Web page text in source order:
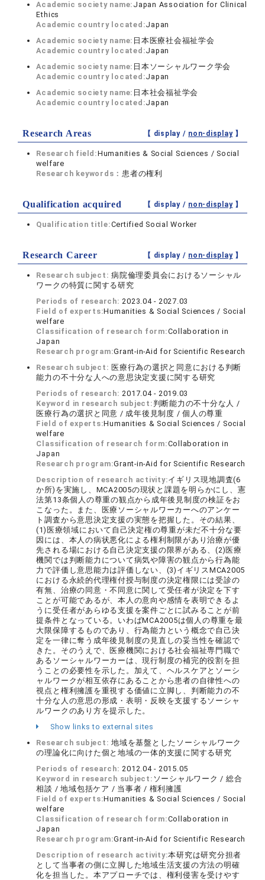
Academic society name: Japan Association for Clinical
Ethics
Academic country located:Japan
Academic society name: 日本医療社会福祉学会
Academic country located:Japan
Academic society name: 日本ソーシャルワーク学会
Academic country located:Japan
Academic society name: 日本社会福祉学会
Academic country located:Japan
Research Areas 【 display / non-display】
Research field:Humanities & Social Sciences / Social
welfare
Research keywords：患者の権利
Qualification acquired 【 display / non-display】
Qualification title:Certified Social Worker
Research Career 【 display / non-display】
Research subject:病院倫理委員会におけるソーシャル
ワークの特質に関する研究
Periods of research:2023.04 - 2027.03
Field of experts:Humanities & Social Sciences / Social
welfare
Classification of research form:Collaboration in
Japan
Research program:Grant-in-Aid for Scientific Research
Research subject: 医療行為の選択と同意における判断
能力の不十分な人への意思決定支援に関する研究
Periods of research:2017.04 - 2019.03
Keyword in research subject: 判断能力の不十分な人 /
医療行為の選択と同意 / 成年後見制度 / 個人の尊重
Field of experts:Humanities & Social Sciences / Social
welfare
Classification of research form:Collaboration in
Japan
Research program:Grant-in-Aid for Scientific Research
Description of research activity:イギリス現地調査(6
か所)を実施し、MCA2005の現状と課題を明らかにし、憲
法第13条個人の尊重の観点から成年後見制度の検証をお
こなった。また、医療ソーシャルワーカーへのアンケー
ト調査から意思決定支援の実態を把握した。その結果、
(1)医療領域において自己決定権の尊重が未だ不十分な要
因には、本人の病状悪化による権利制限があり治療が優
先される場における自己決定支援の限界がある、(2)医療
機関では判断能力について病気や障害の観点から行為能
力で評価し意思能力は評価しない、(3)イギリスMCA2005
における永続的代理権付授与制度の決定権限には受診の
有無、治療の同意・不同意に関して受任者が決定を下す
ことが可能であるが、本人の意向や感情を表明できるよ
うに受任者があらゆる支援を案件ごとに試みることが前
提条件となっている。いわばMCA2005は個人の尊重を最
大限保障するものであり、行為能力という概念で自己決
定を一律に奪う成年後見制度の見直しの妥当性を確認で
きた。そのうえで、医療機関における社会福祉専門職で
あるソーシャルワーカーは、現行制度の補完的役割を担
うことの必要性を示した。加えて、ヘルスケアとソーシ
ャルワークが相互依存にあることから患者の自律性への
視点と権利擁護を重視する価値に立脚し、判断能力の不
十分な人の意思の形成・表明・反映を支援するソーシャ
ルワークのあり方を提示した。
Show links to external sites
Research subject:地域を基盤としたソーシャルワーク
の理論化に向けた個と地域の一体的支援に関する研究
Periods of research:2012.04 - 2015.05
Keyword in research subject: ソーシャルワーク / 総合
相談 / 地域包括ケア / 当事者 / 権利擁護
Field of experts:Humanities & Social Sciences / Social
welfare
Classification of research form:Collaboration in
Japan
Research program:Grant-in-Aid for Scientific Research
Description of research activity:本研究は研究分担者
として当事者の側に立脚した地域生活支援の方法の明確
化を担当した。本アプローチでは、権利侵害を受けやす